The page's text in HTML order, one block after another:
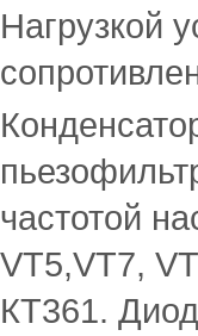
Нагрузкой
частотой
VT5,VT7,
КТ361.